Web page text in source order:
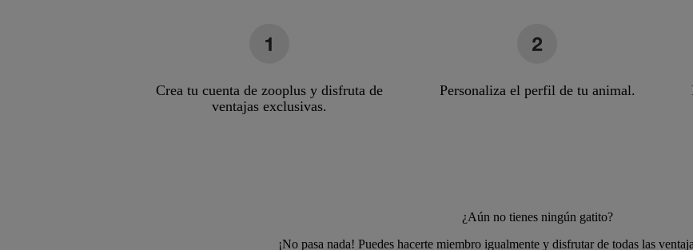
Crea tu cuenta de zooplus y disfruta de
ventajas exclusivas.
Personaliza el perfil de tu animal.
¿Aún no tienes ningún gatito?
¡No pasa nada! Puedes hacerte miembro igualmente y disfrutar de todas las